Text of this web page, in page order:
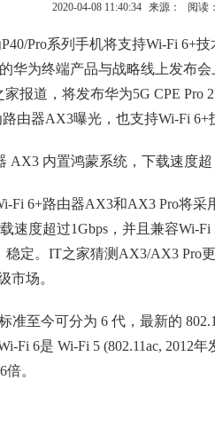
2020-04-08 11:40:34 来源： 阅读
Pro系列手机将支持Wi-Fi 6+
华为终端产品与战略线上发布会
家报道，将发布华为5G CPE Pro
由器AX3曝光，也支持Wi-Fi 6+
Fi 6+路由器AX3和AX3 Pro将采
速度超过1Gbps，并且兼容Wi-
定。IT之家猜测AX3/AX3 Pro
市场。
准至今可分为 6 代，最新的
Fi 6是 Wi-Fi 5 (802.11ac, 2012
。